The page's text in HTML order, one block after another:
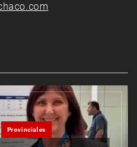
Provinciales